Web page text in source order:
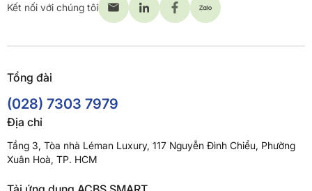
Kết nối với chúng tôi
Tổng đài
(028) 7303 7979
Địa chỉ
Tầng 3, Tòa nhà Léman Luxury, 117 Nguyễn Đình Chiểu, Phường
Xuân Hoà, TP. HCM